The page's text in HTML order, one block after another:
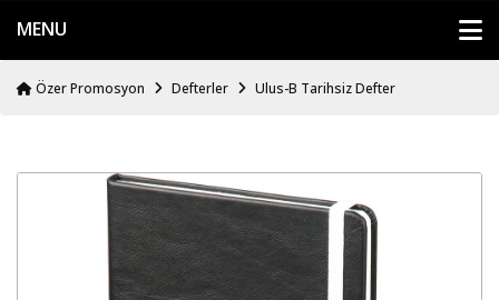
MENU
Özer Promosyon Defterler Ulus-B Tarihsiz Defter